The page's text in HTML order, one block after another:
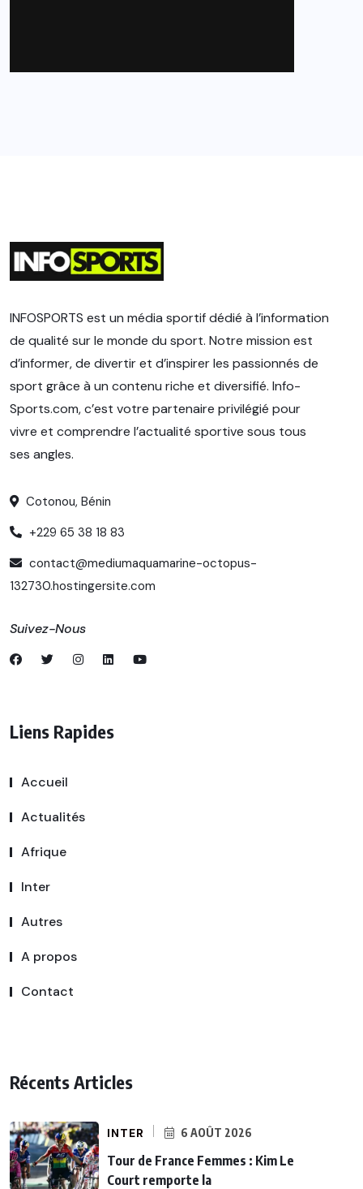
INFOSPORTS est un média sportif dédié à l’information
de qualité sur le monde du sport. Notre mission est
d’informer, de divertir et d’inspirer les passionnés de
sport grâce à un contenu riche et diversifié. Info-
Sports.com, c’est votre partenaire privilégié pour
vivre et comprendre l’actualité sportive sous tous
ses angles.
Cotonou, Bénin
+229 65 38 18 83
contact@mediumaquamarine-octopus-
132730.hostingersite.com
Suivez-Nous
Liens Rapides
Accueil
Actualités
Afrique
Inter
Autres
A propos
Contact
Récents Articles
INTER 6 AOÛT 2026
Tour de France Femmes : Kim Le
Court remporte la